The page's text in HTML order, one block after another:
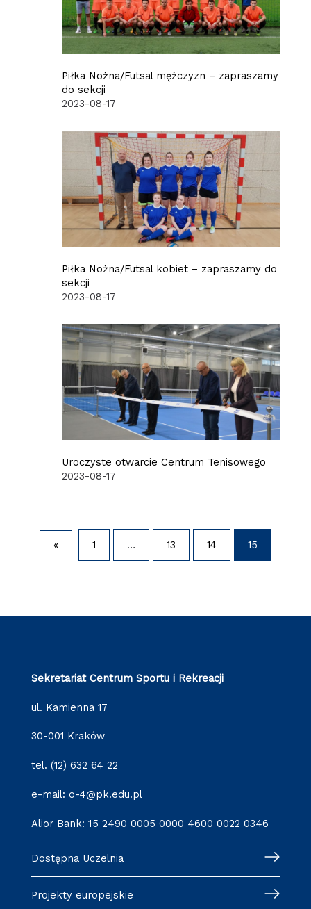
Piłka Nożna/Futsal mężczyzn – zapraszamy
do sekcji
2023-08-17
Piłka Nożna/Futsal kobiet – zapraszamy do
sekcji
2023-08-17
Uroczyste otwarcie Centrum Tenisowego
2023-08-17
« 1 … 13 14 15
Sekretariat Centrum Sportu i Rekreacji
ul. Kamienna 17
30-001 Kraków
tel. (12) 632 64 22
e-mail: o-4@pk.edu.pl
Alior Bank: 15 2490 0005 0000 4600 0022 0346
Dostępna Uczelnia
Projekty europejskie